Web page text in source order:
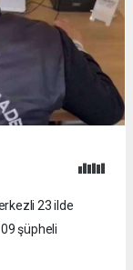
23 ilde
şüpheli